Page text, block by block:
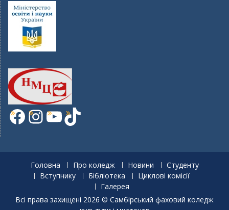
Facebook
Instagram
YouTube
TikTok
Головна Про коледж Новини
Студенту
Вступнику
Бібліотека
Циклові комісії
Галерея
Всі права захищені 2026 © Самбірський фаховий коледж